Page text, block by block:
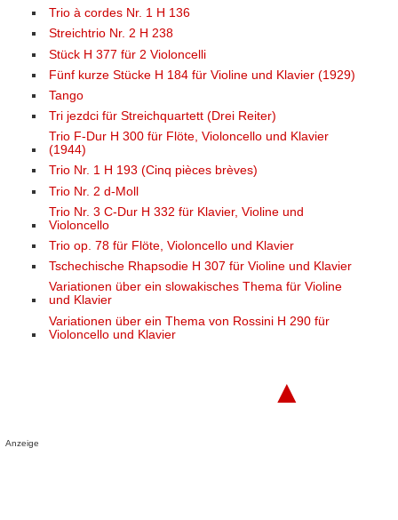
Trio à cordes Nr. 1 H 136
Streichtrio Nr. 2 H 238
Stück H 377 für 2 Violoncelli
Fünf kurze Stücke H 184 für Violine und Klavier (1929)
Tango
Tri jezdci für Streichquartett (Drei Reiter)
Trio F-Dur H 300 für Flöte, Violoncello und Klavier
(1944)
Trio Nr. 1 H 193 (Cinq pièces brèves)
Trio Nr. 2 d-Moll
Trio Nr. 3 C-Dur H 332 für Klavier, Violine und
Violoncello
Trio op. 78 für Flöte, Violoncello und Klavier
Tschechische Rhapsodie H 307 für Violine und Klavier
Variationen über ein slowakisches Thema für Violine
und Klavier
Variationen über ein Thema von Rossini H 290 für
Violoncello und Klavier
▲
Anzeige